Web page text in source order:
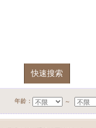
快速搜索
年龄： ～